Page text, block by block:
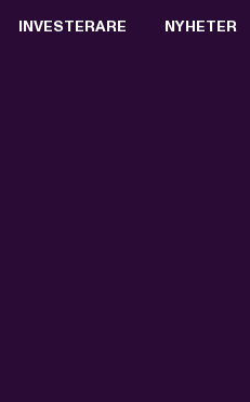
INVESTERARE
NYHETER